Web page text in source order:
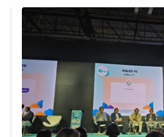
publicação consta na edição
Contagem (DOC), de 18 de
39 e de 19 de setembro de 2025,
a 50.De um lado, o Edital nº 02/